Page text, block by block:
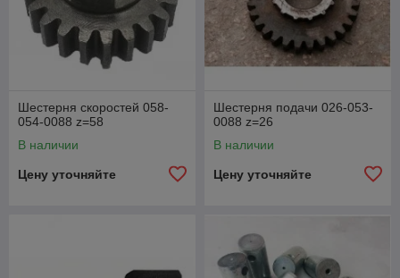
Шестерня скоростей 058-
054-0088 z=58
В наличии
Цену уточняйте
Шестерня подачи 026-053-
0088 z=26
В наличии
Цену уточняйте